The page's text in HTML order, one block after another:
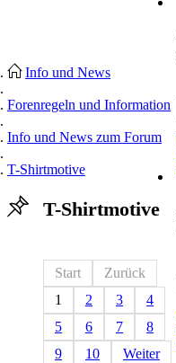
Info und News
Forenregeln und Information
Info und News zum Forum
T-Shirtmotive
T-Shirtmotive
Start
Zurück
1
2 3
4
5
6 7
8
9
10
Weiter